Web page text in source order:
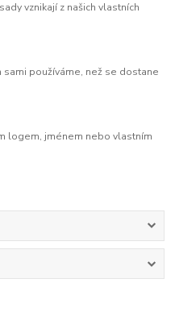
vznikají z našich vlastních
používáme, než se dostane
logem, jménem nebo vlastním